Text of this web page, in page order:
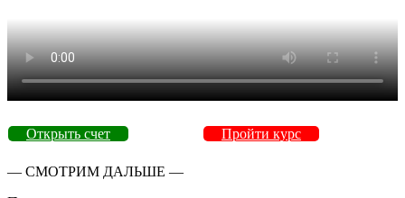
Открыть счет Пройти курс
— СМОТРИМ ДАЛЬШЕ —